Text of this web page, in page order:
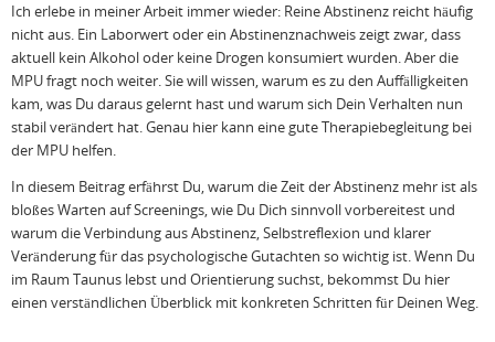
Ich erlebe in meiner Arbeit immer wieder: Reine Abstinenz reicht häufig
nicht aus. Ein Laborwert oder ein Abstinenznachweis zeigt zwar, dass
aktuell kein Alkohol oder keine Drogen konsumiert wurden. Aber die
MPU fragt noch weiter. Sie will wissen, warum es zu den Auffälligkeiten
kam, was Du daraus gelernt hast und warum sich Dein Verhalten nun
stabil verändert hat. Genau hier kann eine gute Therapiebegleitung bei
der MPU helfen.
In diesem Beitrag erfährst Du, warum die Zeit der Abstinenz mehr ist als
bloßes Warten auf Screenings, wie Du Dich sinnvoll vorbereitest und
warum die Verbindung aus Abstinenz, Selbstreflexion und klarer
Veränderung für das psychologische Gutachten so wichtig ist. Wenn Du
im Raum Taunus lebst und Orientierung suchst, bekommst Du hier
einen verständlichen Überblick mit konkreten Schritten für Deinen Weg.